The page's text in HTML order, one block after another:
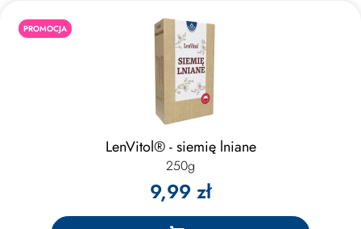
PROMOCJA
LenVitol® - siemię lniane
250g
9,99 zł